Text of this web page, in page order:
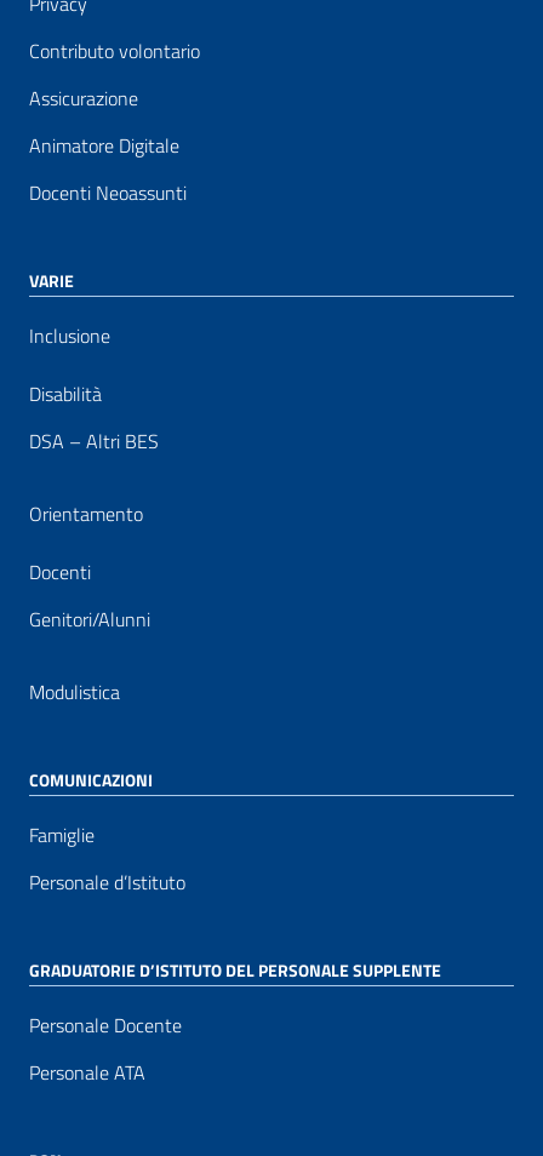
Contributo volontario
Assicurazione
Animatore Digitale
Docenti Neoassunti
VARIE
Inclusione
Disabilità
DSA – Altri BES
Orientamento
Docenti
Genitori/Alunni
Modulistica
COMUNICAZIONI
Famiglie
Personale d’Istituto
GRADUATORIE D’ISTITUTO DEL PERSONALE SUPPLENTE
Personale Docente
Personale ATA